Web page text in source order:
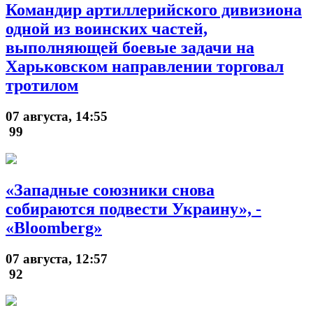
Командир артиллерийского дивизиона
одной из воинских частей,
выполняющей боевые задачи на
Харьковском направлении торговал
тротилом
07 августа, 14:55
99
«Западные союзники снова
собираются подвести Украину», -
«Bloomberg»
07 августа, 12:57
92